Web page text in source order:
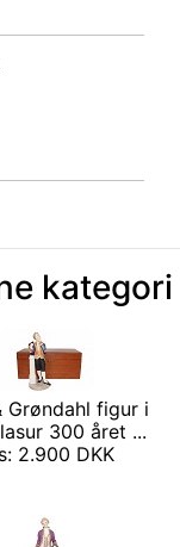
kategori
Grøndahl figur i
300 året ...
2.900 DKK